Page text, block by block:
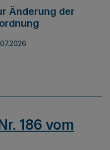
Änderung der
186 vom